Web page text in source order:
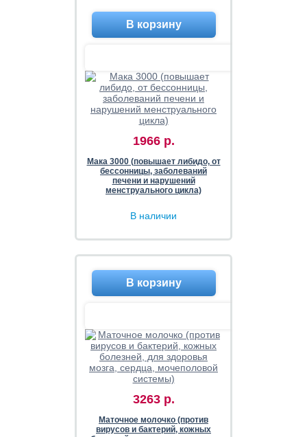
1966 р.
Мака 3000 (повышает либидо, от
бессонницы, заболеваний
печени и нарушений
менструального цикла)
В наличии
3263 р.
Маточное молочко (против
вирусов и бактерий, кожных